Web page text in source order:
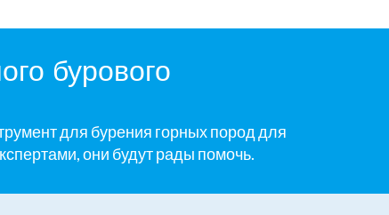
бурового
для бурения горных пород для
они будут рады помочь.